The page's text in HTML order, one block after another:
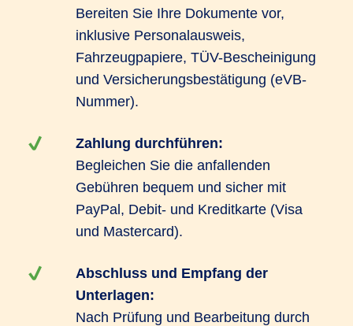
Bereiten Sie Ihre Dokumente vor,
inklusive Personalausweis,
Fahrzeugpapiere, TÜV-Bescheinigung
und Versicherungsbestätigung (eVB-
Nummer).
Zahlung durchführen:
Begleichen Sie die anfallenden
Gebühren bequem und sicher mit
PayPal, Debit- und Kreditkarte (Visa
und Mastercard).
Abschluss und Empfang der
Unterlagen:
Nach Prüfung und Bearbeitung durch